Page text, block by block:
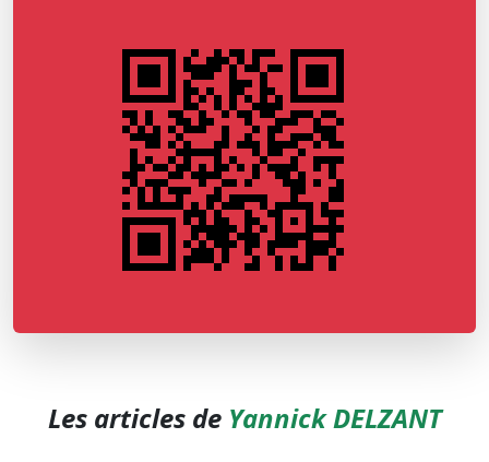
Les articles de Yannick DELZANT